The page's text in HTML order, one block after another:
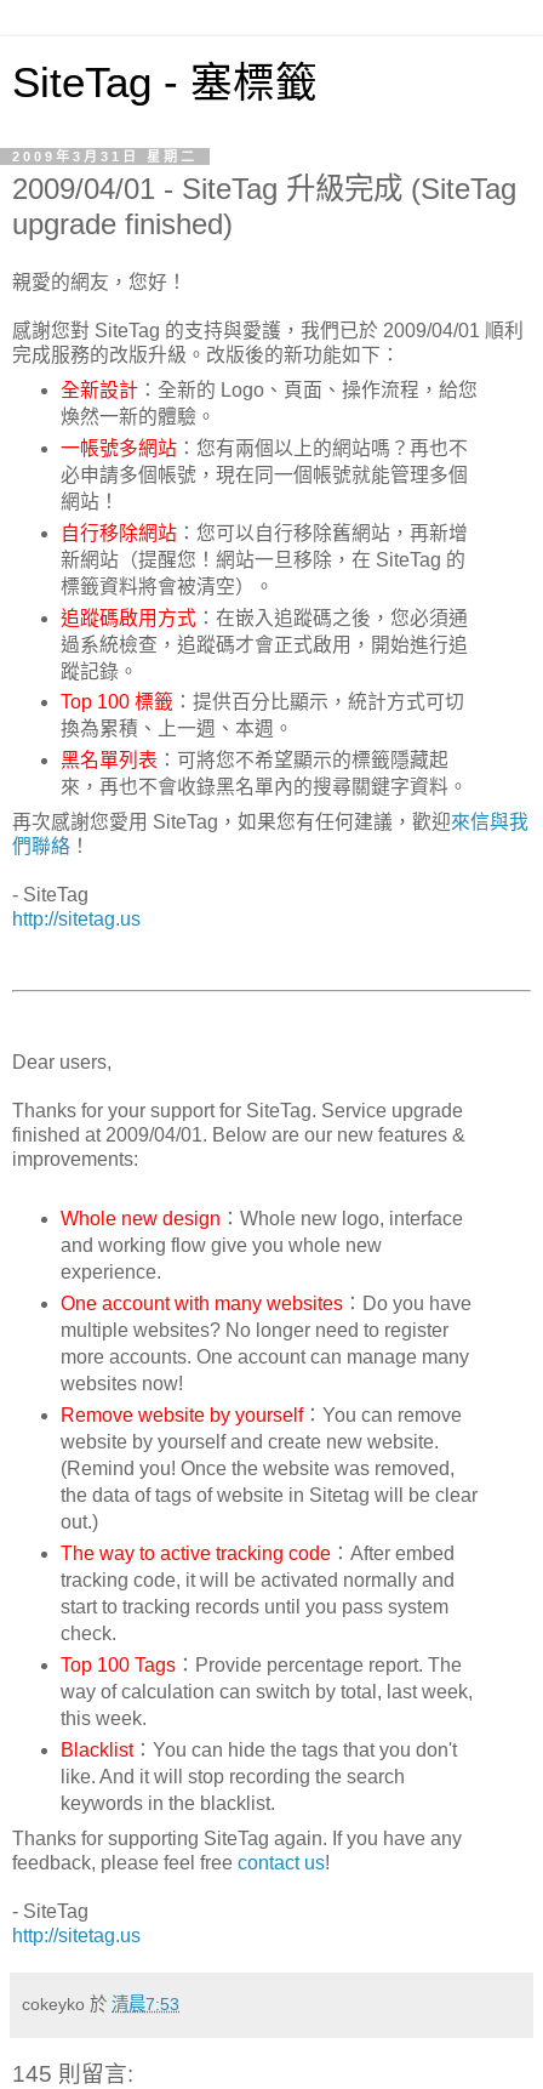
SiteTag - 塞標籤
2009年3月31日 星期二
2009/04/01 - SiteTag 升級完成 (SiteTag
upgrade finished)
親愛的網友，您好！
感謝您對 SiteTag 的支持與愛護，我們已於 2009/04/01 順利
完成服務的改版升級。改版後的新功能如下：
全新設計：全新的 Logo、頁面、操作流程，給您
煥然一新的體驗。
一帳號多網站：您有兩個以上的網站嗎？再也不
必申請多個帳號，現在同一個帳號就能管理多個
網站！
自行移除網站：您可以自行移除舊網站，再新增
新網站（提醒您！網站一旦移除，在 SiteTag 的
標籤資料將會被清空）。
追蹤碼啟用方式：在嵌入追蹤碼之後，您必須通
過系統檢查，追蹤碼才會正式啟用，開始進行追
蹤記錄。
Top 100 標籤 ：提供百分比顯示，統計方式可切
換為累積、上一週、本週。
黑名單列表 ：可將您不希望顯示的標籤隱藏起
來，再也不會收錄黑名單內的搜尋關鍵字資料。
再次感謝您愛用 SiteTag，如果您有任何建議，歡迎來信與我
們聯絡 ！
- SiteTag
http://sitetag.us
Dear users,
Thanks for your support for SiteTag. Service upgrade
finished at 2009/04/01. Below are our new features &
improvements:
Whole new design ：Whole new logo, interface
and working flow give you whole new
experience.
One account with many websites：Do you have
multiple websites? No longer need to register
more accounts. One account can manage many
websites now!
Remove website by yourself：You can remove
website by yourself and create new website.
(Remind you! Once the website was removed,
the data of tags of website in Sitetag will be clear
out.)
The way to active tracking code：After embed
tracking code, it will be activated normally and
start to tracking records until you pass system
check.
Top 100 Tags：Provide percentage report. The
way of calculation can switch by total, last week,
this week.
Blacklist：You can hide the tags that you don't
like. And it will stop recording the search
keywords in the blacklist.
Thanks for supporting SiteTag again. If you have any
feedback, please feel free contact us!
- SiteTag
http://sitetag.us
cokeyko 於 清晨7:53
145 則留言: